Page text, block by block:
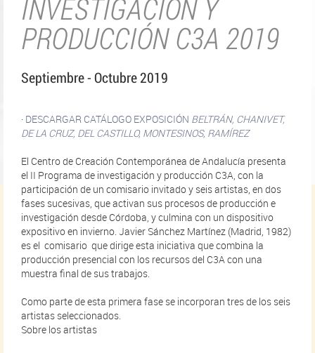
INVESTIGACIÓN Y
PRODUCCIÓN C3A 2019
Septiembre - Octubre 2019
· DESCARGAR CATÁLOGO EXPOSICIÓN BELTRÁN, CHANIVET,
DE LA CRUZ, DEL CASTILLO, MONTESINOS, RAMÍREZ
El Centro de Creación Contemporánea de Andalucía presenta
el II Programa de investigación y producción C3A, con la
participación de un comisario invitado y seis artistas, en dos
fases sucesivas, que activan sus procesos de producción e
investigación desde Córdoba, y culmina con un dispositivo
expositivo en invierno. Javier Sánchez Martínez (Madrid, 1982)
es el comisario que dirige esta iniciativa que combina la
producción presencial con los recursos del C3A con una
muestra final de sus trabajos.
Como parte de esta primera fase se incorporan tres de los seis
artistas seleccionados.
Sobre los artistas